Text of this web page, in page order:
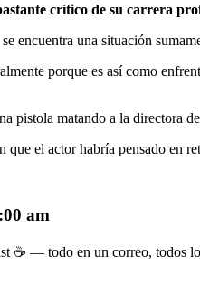
crítico de su carrera
encuentra una situación
porque es así como
pistola matando a la directora
el actor habría pensado en
am
☕ — todo en un correo, todos